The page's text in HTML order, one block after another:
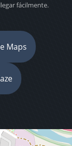
fácilmente.
Maps